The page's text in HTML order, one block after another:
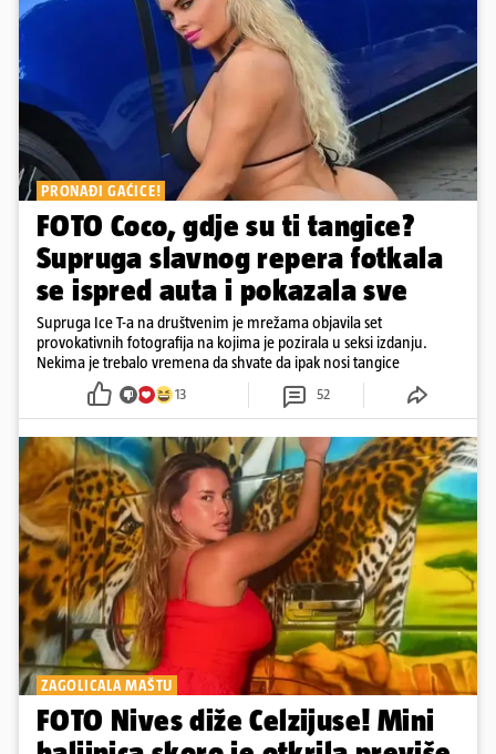
PRONAĐI GAĆICE!
FOTO Coco, gdje su ti tangice?
Supruga slavnog repera fotkala
se ispred auta i pokazala sve
Supruga Ice T-a na društvenim je mrežama objavila set
provokativnih fotografija na kojima je pozirala u seksi izdanju.
Nekima je trebalo vremena da shvate da ipak nosi tangice
13 52
ZAGOLICALA MAŠTU
FOTO Nives diže Celzijuse! Mini